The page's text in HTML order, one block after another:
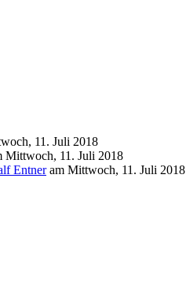
11. Juli 2018
Mittwoch, 11. Juli 2018
Entneram Mittwoch, 11. Juli 2018